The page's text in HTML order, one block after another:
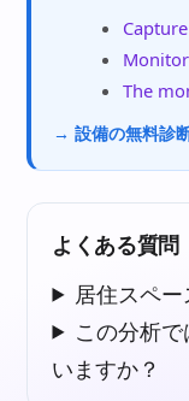
The
→ 設備の無料診
よくある質問
居住スペ
この分析
いますか？